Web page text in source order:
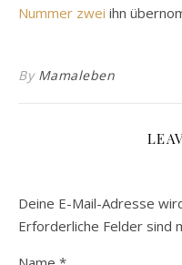
Nummer zwei ihn
By Mamaleben
Deine E-Mail-Adresse
Erforderliche Felder sind